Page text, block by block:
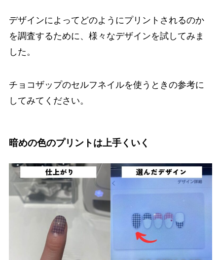
デザインによってどのようにプリントされるのか
を調査するために、様々なデザインを試してみま
した。
チョコザップのセルフネイルを使うときの参考に
してみてください。
暗めの色のプリントは上手くいく